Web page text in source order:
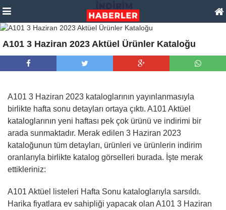
A101 3 Haziran 2023 Aktüel Ürünler Kataloğu
A101 3 Haziran 2023 kataloglarının yayınlanmasıyla
birlikte hafta sonu detayları ortaya çıktı. A101 Aktüel
kataloglarının yeni haftası pek çok ürünü ve indirimi bir
arada sunmaktadır. Merak edilen 3 Haziran 2023
kataloğunun tüm detayları, ürünleri ve ürünlerin indirim
oranlarıyla birlikte katalog görselleri burada. İşte merak
ettikleriniz:
A101 Aktüel listeleri Hafta Sonu kataloglarıyla sarsıldı.
Harika fiyatlara ev sahipliği yapacak olan A101 3 Haziran